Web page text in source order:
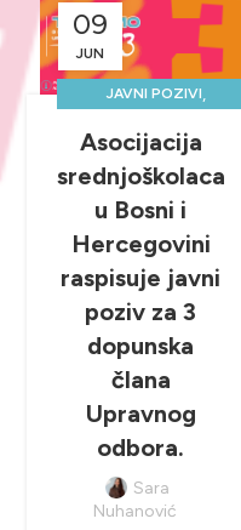
09
JUN
JAVNI POZIVI,
Asocijacija
srednjoškolaca
u Bosni i
Hercegovini
raspisuje javni
poziv za 3
dopunska
člana
Upravnog
odbora.
Sara
Nuhanović